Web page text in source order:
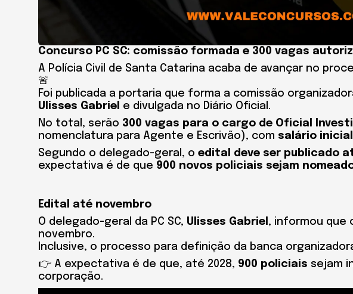
Concurso PC SC: comissão formada e 300 vagas
A Polícia Civil de Santa Catarina acaba de avançar no
🚨
Foi publicada a portaria que forma a comissão
Ulisses Gabriel
e divulgada no Diário Oficial.
No total, serão 300 vagas para o cargo de Oficial
nomenclatura para Agente e Escrivão), com salário inicial
Segundo o delegado-geral, o edital deve ser publicado
expectativa é de que 900 novos policiais sejam
Edital até novembro
O delegado-geral da PC SC, Ulisses Gabriel , informou que
novembro.
Inclusive, o processo para definição da banca
👉 A expectativa é de que, até 2028, 900 policiais sejam
corporação.